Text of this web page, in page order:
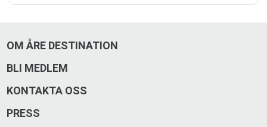
OM ÅRE DESTINATION
BLI MEDLEM
KONTAKTA OSS
PRESS